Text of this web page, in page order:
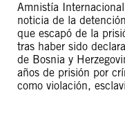
Amnistía
noticia de la
que escapó de la
tras haber sido
de Bosnia y
años de prisión por
como violación,